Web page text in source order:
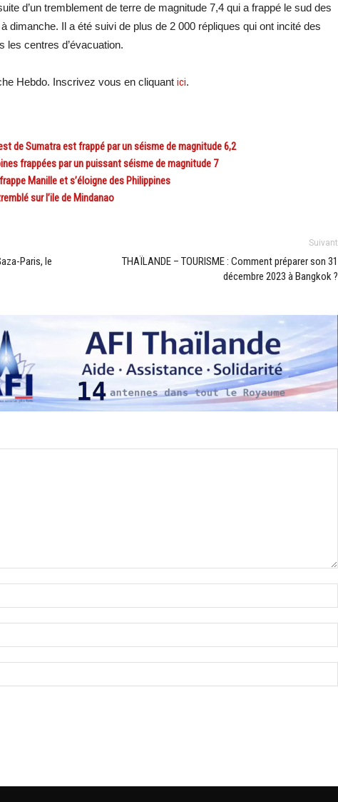
d’un tremblement de terre de magnitude 7,4 qui a frappé le sud des
dimanche. Il a été suivi de plus de 2 000 répliques qui ont incité des
les centres d’évacuation.
Hebdo. Inscrivez vous en cliquant ici.
de Sumatra est frappé par un séisme de magnitude 6,2
frappées par un puissant séisme de magnitude 7
Manille et s’éloigne des Philippines
sur l’ile de Mindanao
Paris, le
Suivant
THAÏLANDE – TOURISME : Comment préparer son 31
décembre 2023 à Bangkok ?